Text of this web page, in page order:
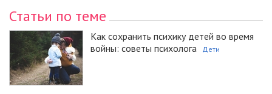
Статьи по теме
Как сохранить психику детей во время
войны: советы психолога
Дети